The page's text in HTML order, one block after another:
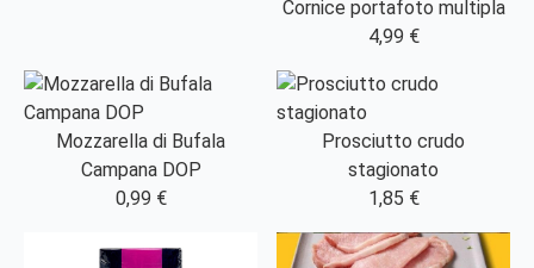
Cornice portafoto multipla
4,99 €
Mozzarella di Bufala
Campana DOP
0,99 €
Prosciutto crudo
stagionato
1,85 €